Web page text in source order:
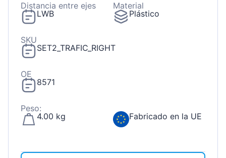
Distancia entre ejes
LWB
Material
Plástico
SKU
SET2_TRAFIC_RIGHT
OE
8571
Peso:
4.00 kg
Fabricado en la UE